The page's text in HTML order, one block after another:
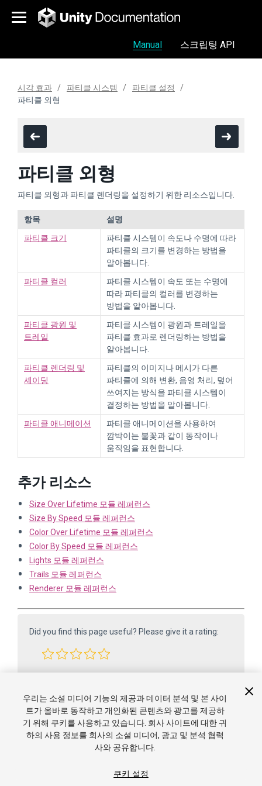
Manual 스크립팅 API
시각 효과 파티클 시스템
파티클 설정
파티클 외형
파티클 외형
파티클 외형과 파티클 렌더링을 설정하기 위한 리소스입니다.
항목
설명
파티클 크기
파티클 시스템이 속도나 수명에 따라
파티클의 크기를 변경하는 방법을
알아봅니다.
파티클 컬러
파티클 시스템이 속도 또는 수명에
따라 파티클의 컬러를 변경하는
방법을 알아봅니다.
파티클 광원 및
트레일
파티클 시스템이 광원과 트레일을
파티클 효과로 렌더링하는 방법을
알아봅니다.
파티클 렌더링 및
셰이딩
파티클의 이미지나 메시가 다른
파티클에 의해 변환, 음영 처리, 덮어
쓰여지는 방식을 파티클 시스템이
결정하는 방법을 알아봅니다.
파티클 애니메이션
파티클 애니메이션을 사용하여
깜박이는 불꽃과 같이 동작이나
움직임을 표현합니다.
추가 리소스
Size Over Lifetime 모듈 레퍼런스
Size By Speed 모듈 레퍼런스
Color Over Lifetime 모듈 레퍼런스
Color By Speed 모듈 레퍼런스
Lights 모듈 레퍼런스
Trails 모듈 레퍼런스
Renderer 모듈 레퍼런스
Did you find this page useful? Please give it a rating:
우리는 소셜 미디어 기능의 제공과 데이터 분석 및 본 사이
트가 올바로 동작하고 개인화된 콘텐츠와 광고를 제공하
기 위해 쿠키를 사용하고 있습니다. 회사 사이트에 대한 귀
하의 사용 정보를 회사의 소셜 미디어, 광고 및 분석 협력
사와 공유합니다.
쿠키 설정